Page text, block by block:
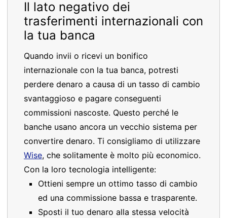
Il lato negativo dei
trasferimenti internazionali con
la tua banca
Quando invii o ricevi un bonifico
internazionale con la tua banca, potresti
perdere denaro a causa di un tasso di cambio
svantaggioso e pagare conseguenti
commissioni nascoste. Questo perché le
banche usano ancora un vecchio sistema per
convertire denaro. Ti consigliamo di utilizzare
Wise, che solitamente è molto più economico.
Con la loro tecnologia intelligente:
Ottieni sempre un ottimo tasso di cambio
ed una commissione bassa e trasparente.
Sposti il tuo denaro alla stessa velocità